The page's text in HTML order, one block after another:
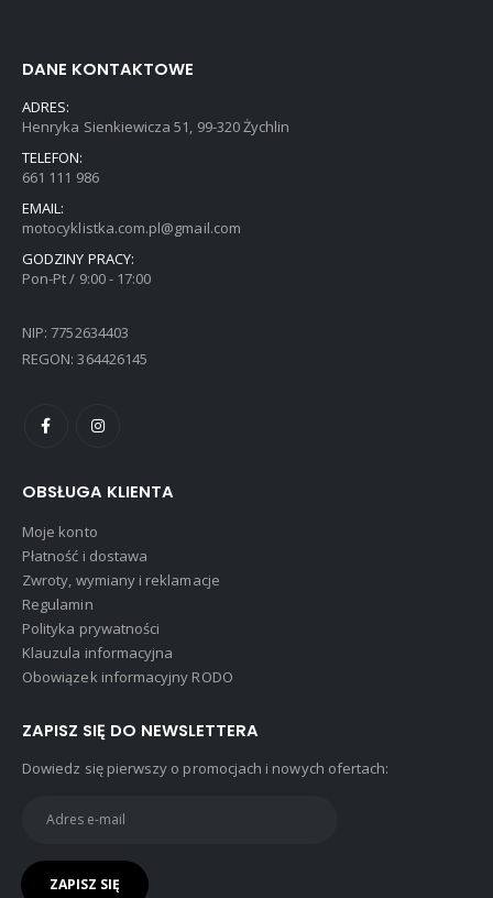
DANE KONTAKTOWE
ADRES:
Henryka Sienkiewicza 51, 99-320 Żychlin
TELEFON:
661 111 986
EMAIL:
motocyklistka.com.pl@gmail.com
GODZINY PRACY:
Pon-Pt / 9:00 - 17:00
NIP: 7752634403
REGON: 364426145
OBSŁUGA KLIENTA
Moje konto
Płatność i dostawa
Zwroty, wymiany i reklamacje
Regulamin
Polityka prywatności
Klauzula informacyjna
Obowiązek informacyjny RODO
ZAPISZ SIĘ DO NEWSLETTERA
Dowiedz się pierwszy o promocjach i nowych ofertach: